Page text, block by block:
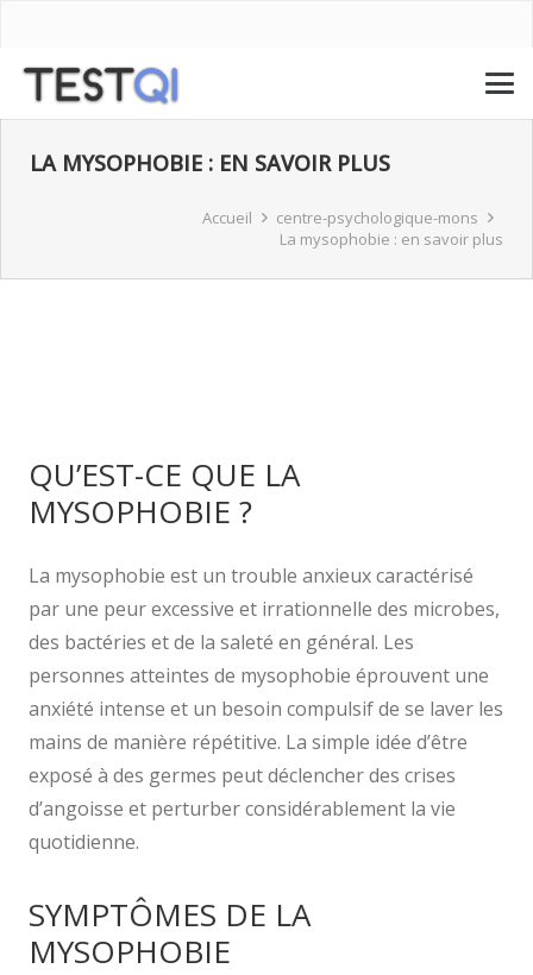
LA MYSOPHOBIE : EN SAVOIR PLUS
Accueil
centre-psychologique-mons
La mysophobie : en savoir plus
QU’EST-CE QUE LA
MYSOPHOBIE ?
La mysophobie est un trouble anxieux caractérisé
par une peur excessive et irrationnelle des microbes,
des bactéries et de la saleté en général. Les
personnes atteintes de mysophobie éprouvent une
anxiété intense et un besoin compulsif de se laver les
mains de manière répétitive. La simple idée d’être
exposé à des germes peut déclencher des crises
d’angoisse et perturber considérablement la vie
quotidienne.
SYMPTÔMES DE LA
MYSOPHOBIE